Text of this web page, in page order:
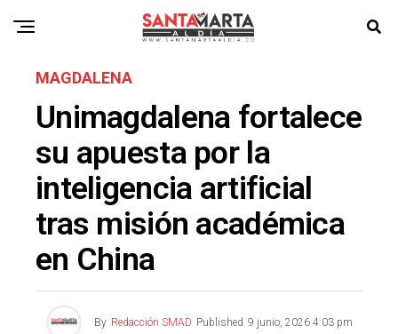
MAGDALENA
Unimagdalena fortalece
su apuesta por la
inteligencia artificial
tras misión académica
en China
By Redacción SMAD Published 9 junio, 2026 4:03 pm